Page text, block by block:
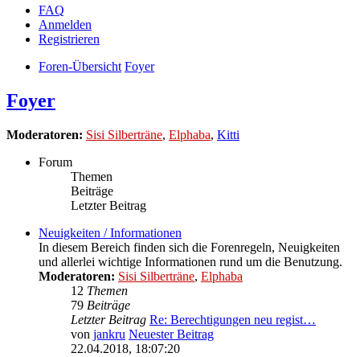
FAQ
Anmelden
Registrieren
Foren-Übersicht Foyer
Foyer
Moderatoren: Sisi Silberträne, Elphaba, Kitti
Forum
Themen
Beiträge
Letzter Beitrag
Neuigkeiten / Informationen
In diesem Bereich finden sich die Forenregeln, Neuigkeiten
und allerlei wichtige Informationen rund um die Benutzung.
Moderatoren: Sisi Silberträne, Elphaba
12 Themen
79 Beiträge
Letzter Beitrag Re: Berechtigungen neu regist…
von jankru Neuester Beitrag
22.04.2018, 18:07:20